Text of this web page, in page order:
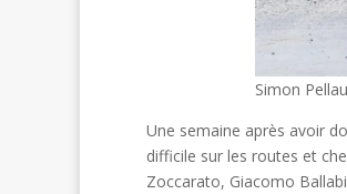
Simon
Une semaine après avoir
difficile sur les routes et
Zoccarato, Giacomo